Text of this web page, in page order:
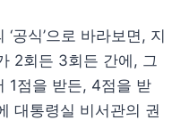
공식’으로 바라보면, 지
2회든 3회든 간에, 그
1점을 받든, 4점을 받
대통령실 비서관의 권